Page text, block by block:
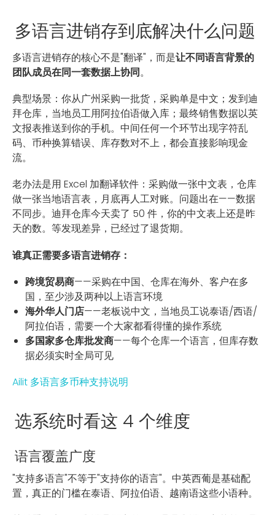
多语言进销存到底解决什么问题
多语言进销存的核心不是"翻译"，而是让不同语言背景的
团队成员在同一套数据上协同。
典型场景：你从广州采购一批货，采购单是中文；发到迪
拜仓库，当地员工用阿拉伯语做入库；最终销售数据以英
文报表推送到你的手机。中间任何一个环节出现字符乱
码、币种换算错误、库存数对不上，都会直接影响现金
流。
老办法是用 Excel 加翻译软件：采购做一张中文表，仓库
做一张当地语言表，月底再人工对账。问题出在——数据
不同步。迪拜仓库今天卖了 50 件，你的中文表上还是昨
天的数。等发现差异，已经过了退货期。
谁真正需要多语言进销存：
跨境贸易商——采购在中国、仓库在海外、客户在多
国，至少涉及两种以上语言环境
海外华人门店——老板说中文，当地员工说泰语/西语/
阿拉伯语，需要一个大家都看得懂的操作系统
多国家多仓库批发商——每个仓库一个语言，但库存数
据必须实时全局可见
Ailit 多语言多币种支持说明
选系统时看这 4 个维度
语言覆盖广度
"支持多语言"不等于"支持你的语言"。中英西葡是基础配
置，真正的门槛在泰语、阿拉伯语、越南语这些小语种。